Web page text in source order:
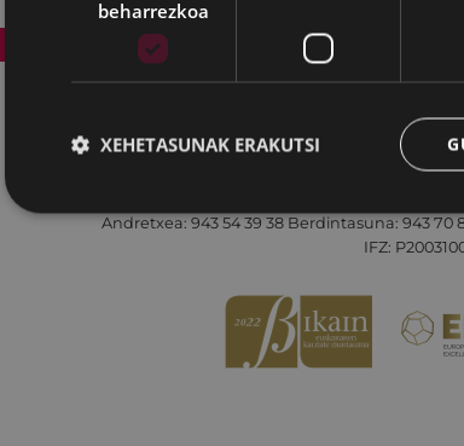
Web mapa Irisgarritasuna
Udalaren
Andretxea: 943 54 39 38 Berdintasuna: 943 70
IFZ:
beharrezkoa
XEHETASUNAK ERAKUTSI